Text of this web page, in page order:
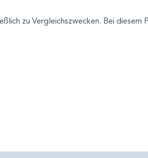
zu Vergleichszwecken. Bei diesem